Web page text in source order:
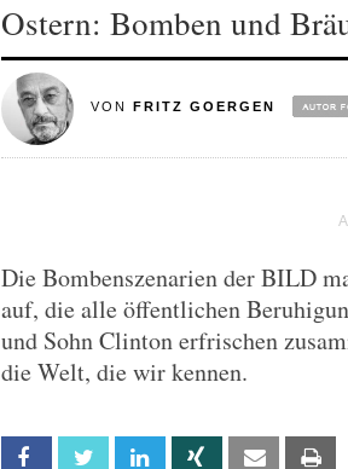
Ostern: Bomben und
VON FRITZ GOERGEN
Die Bombenszenarien der BILD
auf, die alle öffentlichen
und Sohn Clinton erfrischen
die Welt, die wir kennen.
Facebook Twitter Linkedin Xing Email